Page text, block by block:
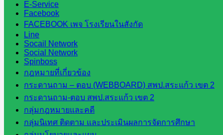
E-Service
Facebook
FACEBOOK เพจ โรงเรียนในสังกัด
Line
Socail Network
Social Network
Spinboss
กฎหมายที่เกี่ยวข้อง
กระดานถาม – ตอบ (WEBBOARD) สพป.สระแก้ว เขต 2
กระดานถาม-ตอบ สพป.สระแก้ว เขต 2
กลุ่มกฎหมายและคดี
กลุ่มนิเทศ ติดตาม และประเมินผลการจัดการศึกษา
สำนักงาน
กลุ่
มอำนวย
การ
กลุ่ม
บริหาร
งานงาน
เงินและ
สินทรัพย์
กลุ่มน